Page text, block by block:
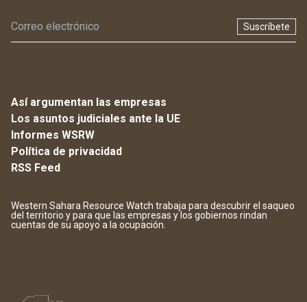
Suscríbete
Así argumentan las empresas
Los asuntos judiciales ante la UE
Informes WSRW
Política de privacidad
RSS Feed
Western Sahara Resource Watch trabaja para descubrir el saqueo
del territorio y para que las empresas y los gobiernos rindan
cuentas de su apoyo a la ocupación.